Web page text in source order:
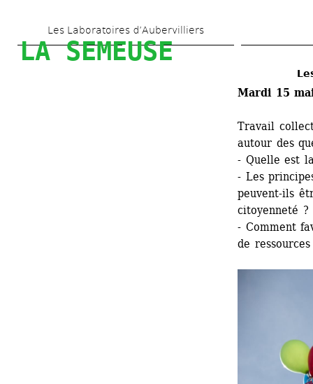
au
contenu
Les Laboratoires d’Aubervilliers
LA SEMEUSE
Mardi 15
Travail
autour des
- Quelle est
- Les
peuvent-ils
citoyenneté ?
- Comment
de